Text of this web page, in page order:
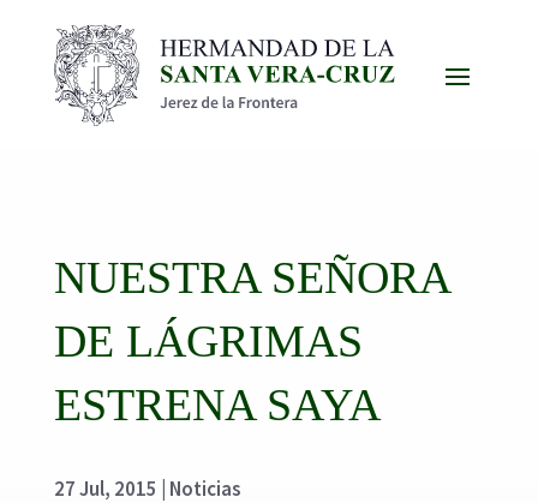
NUESTRA SEÑORA
DE LÁGRIMAS
ESTRENA SAYA
27 Jul, 2015 Noticias